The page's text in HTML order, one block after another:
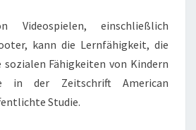
Videospielen, einschließlich
kann die Lernfähigkeit, die
sozialen Fähigkeiten von Kindern
in der Zeitschrift American
Studie.